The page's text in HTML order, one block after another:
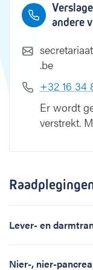
andere
.be
+32 16 34
Er wordt
verstrekt.
Lever- en
Nier-, nier-